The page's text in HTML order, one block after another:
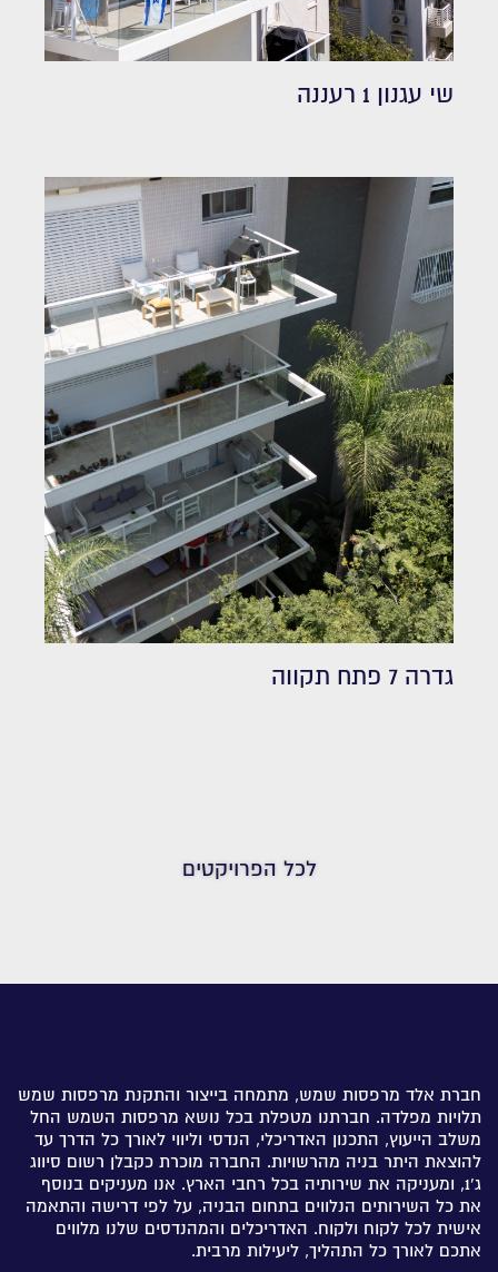
שי עגנון 1 רעננה
גדרה 7 פתח תקווה
לכל הפרויקטים
חברת אלד מרפסות שמש, מתמחה בייצור והתקנת מרפסות שמש
תלויות מפלדה. חברתנו מטפלת בכל נושא מרפסות השמש החל
משלב הייעוץ, התכנון האדריכלי, הנדסי וליווי לאורך כל הדרך עד
להוצאת היתר בניה מהרשויות. החברה מוכרת כקבלן רשום סיווג
ג'1, ומעניקה את שירותיה בכל רחבי הארץ. אנו מעניקים בנוסף
את כל השירותים הנלווים בתחום הבניה, על לפי דרישה והתאמה
אישית לכל לקוח ולקוח. האדריכלים והמהנדסים שלנו מלווים
אתכם לאורך כל התהליך, ליעילות מרבית.